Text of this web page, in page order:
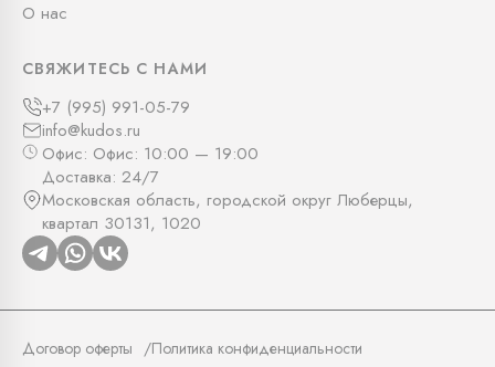
О нас
СВЯЖИТЕСЬ С НАМИ
+7 (995) 991-05-79
info@kudos.ru
Офис: Офис: 10:00 — 19:00
Доставка: 24/7
Московская область, городской округ Люберцы,
квартал 30131, 1020
Договор оферты Политика конфиденциальности